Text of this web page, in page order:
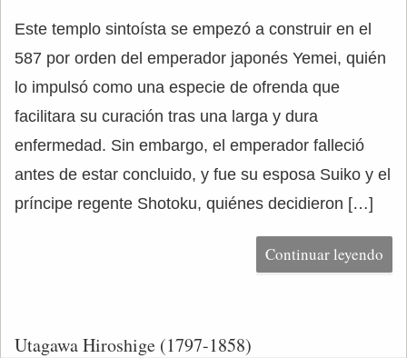
Este templo sintoísta se empezó a construir en el
587 por orden del emperador japonés Yemei, quién
lo impulsó como una especie de ofrenda que
facilitara su curación tras una larga y dura
enfermedad. Sin embargo, el emperador falleció
antes de estar concluido, y fue su esposa Suiko y el
príncipe regente Shotoku, quiénes decidieron […]
Continuar leyendo
Utagawa Hiroshige (1797-1858)